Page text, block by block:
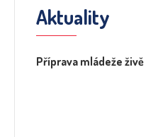
Aktuality
Příprava mládeže živě